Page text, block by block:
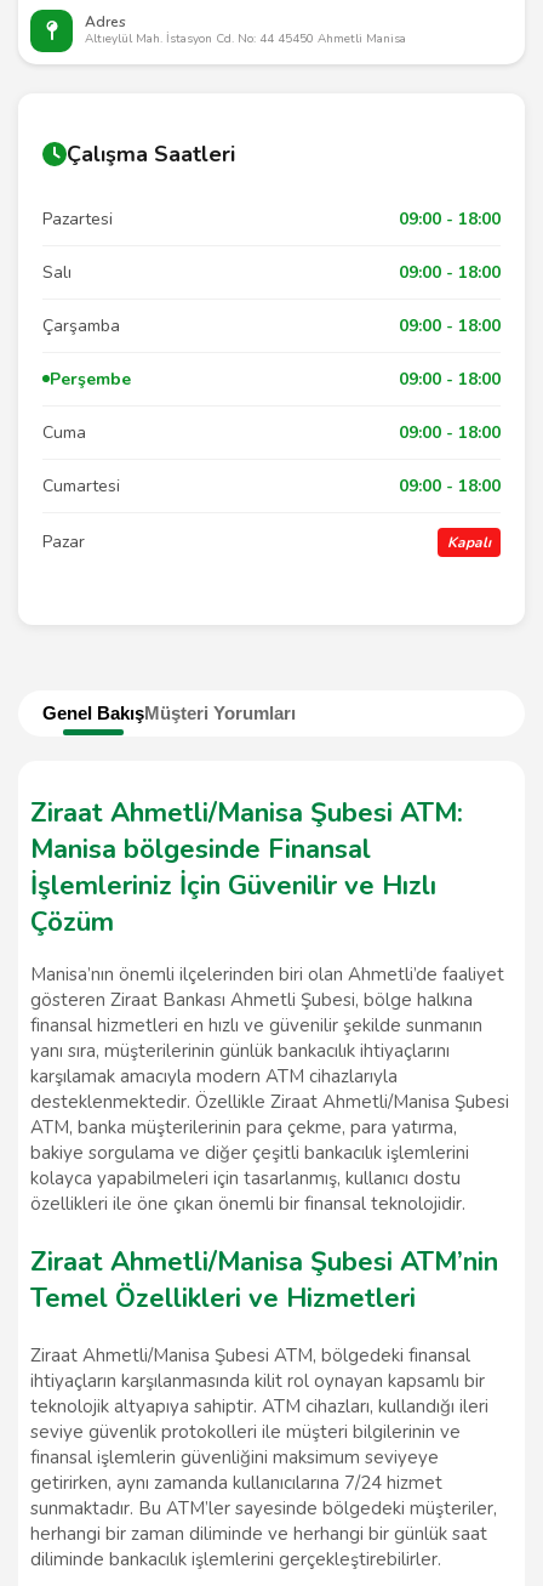
Adres
Altıeylül Mah. İstasyon Cd. No: 44 45450 Ahmetli Manisa
Genel BakışMüşteri Yorumları
Ziraat Ahmetli/Manisa Şubesi ATM:
Manisa bölgesinde Finansal
İşlemleriniz İçin Güvenilir ve Hızlı
Çözüm
Manisa’nın önemli ilçelerinden biri olan Ahmetli’de faaliyet
gösteren Ziraat Bankası Ahmetli Şubesi, bölge halkına
finansal hizmetleri en hızlı ve güvenilir şekilde sunmanın
yanı sıra, müşterilerinin günlük bankacılık ihtiyaçlarını
karşılamak amacıyla modern ATM cihazlarıyla
desteklenmektedir. Özellikle Ziraat Ahmetli/Manisa Şubesi
ATM, banka müşterilerinin para çekme, para yatırma,
bakiye sorgulama ve diğer çeşitli bankacılık işlemlerini
kolayca yapabilmeleri için tasarlanmış, kullanıcı dostu
özellikleri ile öne çıkan önemli bir finansal teknolojidir.
Ziraat Ahmetli/Manisa Şubesi ATM’nin
Temel Özellikleri ve Hizmetleri
Ziraat Ahmetli/Manisa Şubesi ATM, bölgedeki finansal
ihtiyaçların karşılanmasında kilit rol oynayan kapsamlı bir
teknolojik altyapıya sahiptir. ATM cihazları, kullandığı ileri
seviye güvenlik protokolleri ile müşteri bilgilerinin ve
finansal işlemlerin güvenliğini maksimum seviyeye
getirirken, aynı zamanda kullanıcılarına 7/24 hizmet
sunmaktadır. Bu ATM’ler sayesinde bölgedeki müşteriler,
herhangi bir zaman diliminde ve herhangi bir günlük saat
diliminde bankacılık işlemlerini gerçekleştirebilirler.
Çalışma Saatleri
Pazartesi 09:00 - 18:00
Salı 09:00 - 18:00
Çarşamba 09:00 - 18:00
Perşembe 09:00 - 18:00
Cuma 09:00 - 18:00
Cumartesi 09:00 - 18:00
Pazar Kapalı